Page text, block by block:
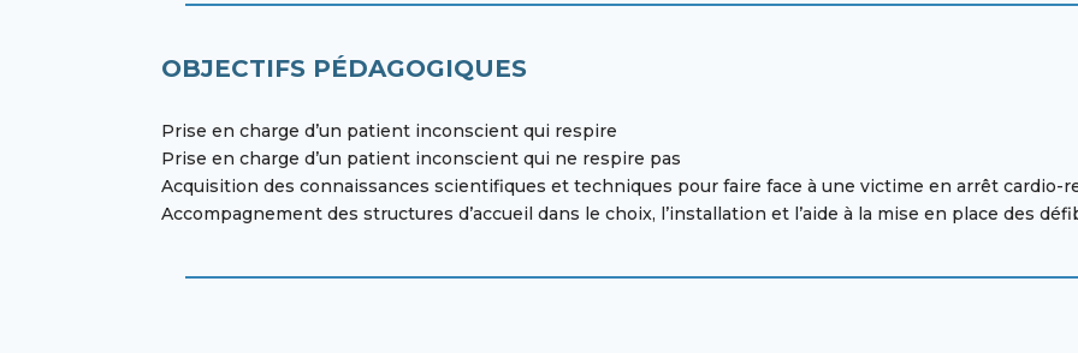
OBJECTIFS PÉDAGOGIQUES
Prise en charge d’un patient inconscient qui respire
Prise en charge d’un patient inconscient qui ne respire pas
Acquisition des connaissances scientifiques et techniques pour faire faceà une victime en arrêt cardio-
Accompagnement des structures d’accueil dans le choix, l’installationet l’aide à la mise en place des